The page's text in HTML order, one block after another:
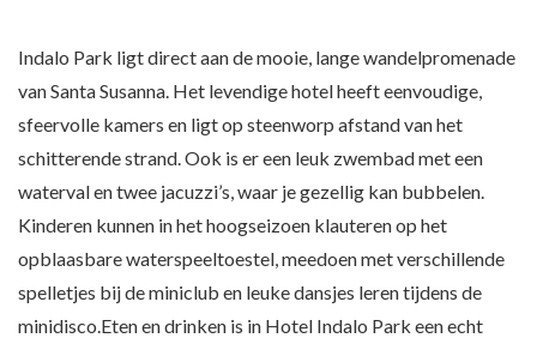
Indalo Park ligt direct aan de mooie, lange wandelpromenade
van Santa Susanna. Het levendige hotel heeft eenvoudige,
sfeervolle kamers en ligt op steenworp afstand van het
schitterende strand. Ook is er een leuk zwembad met een
waterval en twee jacuzzi’s, waar je gezellig kan bubbelen.
Kinderen kunnen in het hoogseizoen klauteren op het
opblaasbare waterspeeltoestel, meedoen met verschillende
spelletjes bij de miniclub en leuke dansjes leren tijdens de
minidisco.Eten en drinken is in Hotel Indalo Park een echt